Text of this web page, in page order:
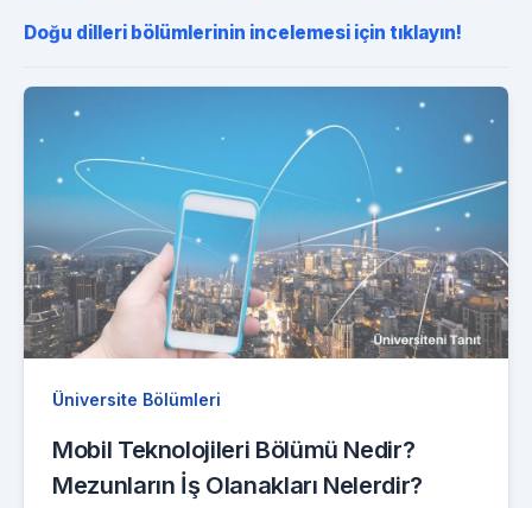
Doğu dilleri bölümlerinin incelemesi için tıklayın!
Üniversite Bölümleri
Mobil Teknolojileri Bölümü Nedir?
Mezunların İş Olanakları Nelerdir?